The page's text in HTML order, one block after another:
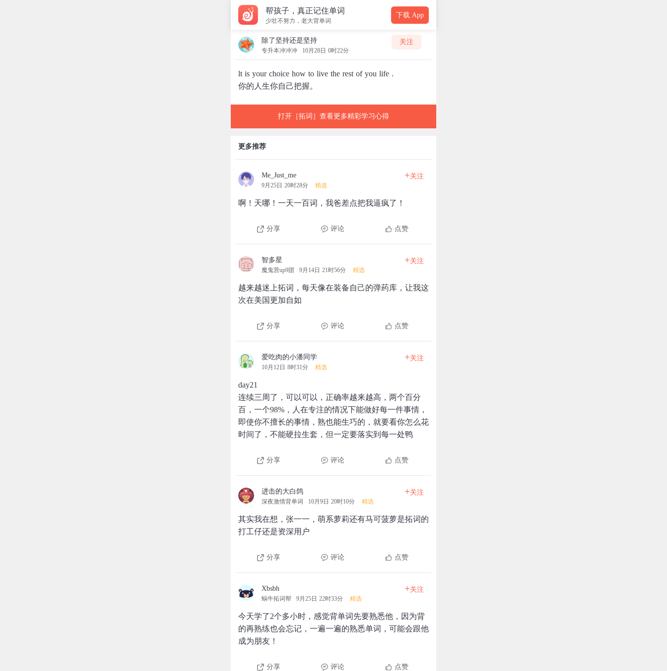
帮孩子，真正记住单词
少壮不努力，老大背单词
下载 App
除了坚持还是坚持
专升本冲冲冲 10月28日 0时22分
关注
lt is your choice how to live the rest of you life .
你的人生你自己把握。
打开［拓词］查看更多精彩学习心得
更多推荐
Me_Just_me
9月25日 20时28分 精选
+关注
啊！天哪！一天一百词，我爸差点把我逼疯了！
分享 评论 点赞
智多星
魔鬼营up9团 9月14日 21时56分 精选
+关注
越来越迷上拓词，每天像在装备自己的弹药库，让我这
次在美国更加自如
分享 评论 点赞
爱吃肉的小潘同学
10月12日 8时31分 精选
+关注
day21
连续三周了，可以可以，正确率越来越高，两个百分
百，一个98%，人在专注的情况下能做好每一件事情，
即使你不擅长的事情，熟也能生巧的，就要看你怎么花
时间了，不能硬拉生套，但一定要落实到每一处鸭
分享 评论 点赞
进击的大白鸽
深夜激情背单词 10月9日 20时10分 精选
+关注
其实我在想，张一一，萌系萝莉还有马可菠萝是拓词的
打工仔还是资深用户
分享 评论 点赞
Xbsbh
蜗牛拓词帮 9月25日 22时33分 精选
+关注
今天学了2个多小时，感觉背单词先要熟悉他，因为背
的再熟练也会忘记，一遍一遍的熟悉单词，可能会跟他
成为朋友！
分享 评论 点赞